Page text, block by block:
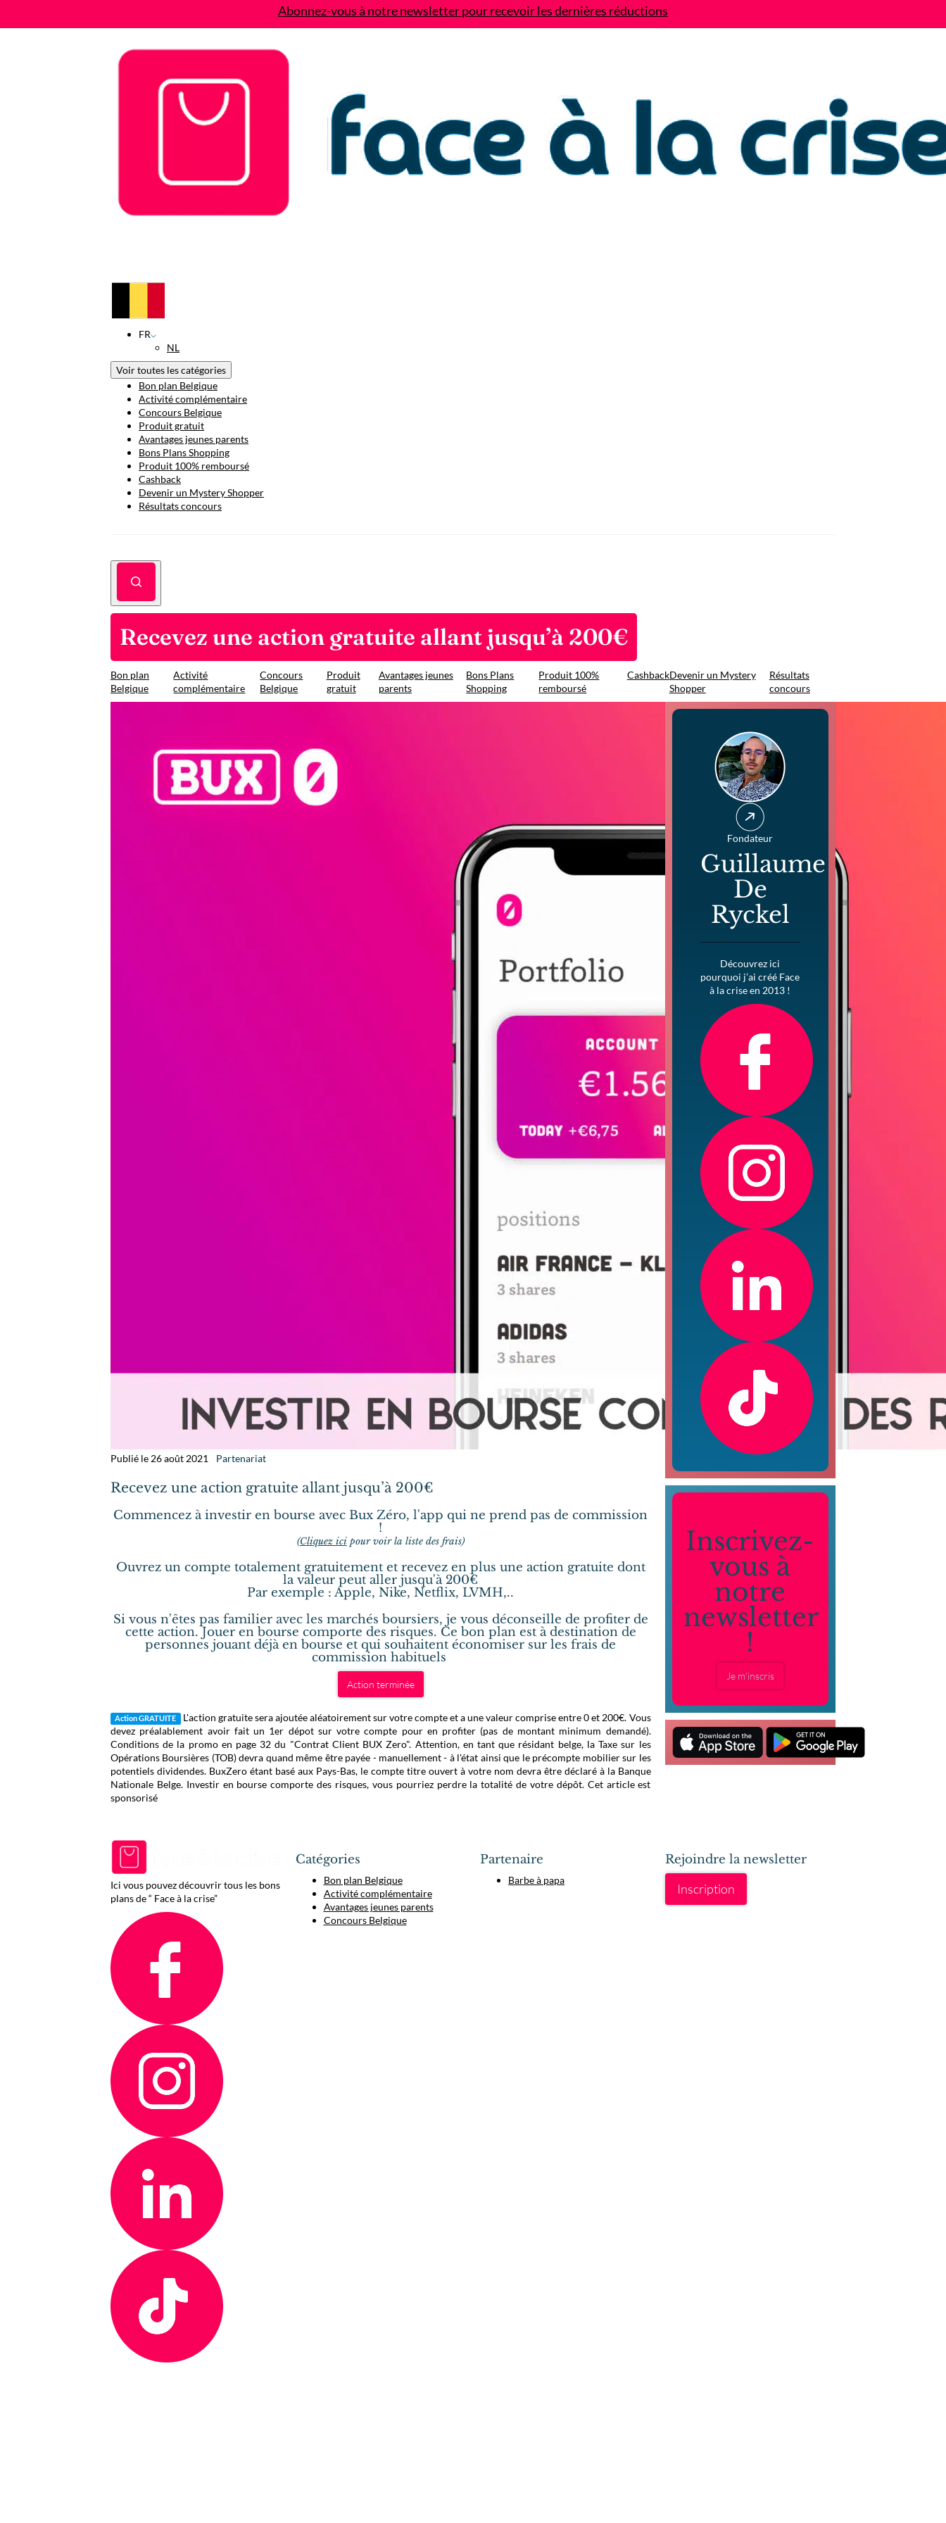
Abonnez-vous à notre newsletter pour recevoir les dernières réductions
FR
NL
Voir toutes les catégories
Bon plan Belgique
Activité complémentaire
Concours Belgique
Produit gratuit
Avantages jeunes parents
Bons Plans Shopping
Produit 100% remboursé
Cashback
Devenir un Mystery Shopper
Résultats concours
Recevez une action gratuite allant jusqu’à 200€
Bon plan
Belgique
Activité
complémentaire
Concours
Belgique
Produit
gratuit
Avantages jeunes
parents
Bons Plans
Shopping
Produit 100%
remboursé
CashbackDevenir un Mystery
Shopper
Résultats
concours
Publié le 26 août 2021 Partenariat
Recevez une action gratuite allant jusqu’à 200€
Commencez à investir en bourse avec Bux Zéro, l'app qui ne prend pas de commission
!
(Cliquez icipour voir la liste des frais)
Ouvrez un compte totalement gratuitement et recevez en plus une action gratuite dont
la valeur peut aller jusqu'à 200€
Par exemple : Apple, Nike, Netflix, LVMH,..
Si vous n'êtes pas familier avec les marchés boursiers, je vous déconseille de profiter de
cette action. Jouer en bourse comporte des risques. Ce bon plan est à destination de
personnes jouant déjà en bourse et qui souhaitent économiser sur les frais de
commission habituels
Action terminée
Action GRATUITE L'action gratuite sera ajoutée aléatoirement sur votre compte et a une valeur comprise entre 0 et 200€. Vous
devez préalablement avoir fait un 1er dépot sur votre compte pour en profiter (pas de montant minimum demandé).
Conditions de la promo en page 32 du "Contrat Client BUX Zero". Attention, en tant que résidant belge, la Taxe sur les
Opérations Boursières (TOB) devra quand même être payée - manuellement - à l'état ainsi que le précompte mobilier sur les
potentiels dividendes. BuxZero étant basé aux Pays-Bas, le compte titre ouvert à votre nom devra être déclaré à la Banque
Nationale Belge. Investir en bourse comporte des risques, vous pourriez perdre la totalité de votre dépôt. Cet article est
sponsorisé
Fondateur
Guillaume
De
Ryckel
Découvrez ici
pourquoi j’ai créé Face
à la crise en 2013 !
Inscrivez-
vous à
notre
newsletter
!
Je m'inscris
Ici vous pouvez découvrir tous les bons
plans de “ Face à la crise”
Catégories
Bon plan Belgique
Activité complémentaire
Avantages jeunes parents
Concours Belgique
Partenaire
Barbe à papa
Rejoindre la newsletter
Inscription